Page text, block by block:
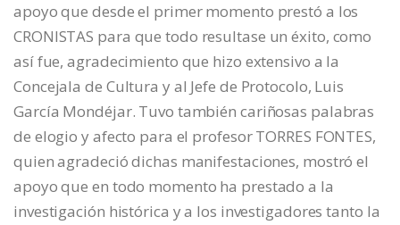
apoyo que desde el primer momento prestó a los
CRONISTAS para que todo resultase un éxito, como
así fue, agradecimiento que hizo extensivo a la
Concejala de Cultura y al Jefe de Protocolo, Luis
García Mondéjar. Tuvo también cariñosas palabras
de elogio y afecto para el profesor TORRES FONTES,
quien agradeció dichas manifestaciones, mostró el
apoyo que en todo momento ha prestado a la
investigación histórica y a los investigadores tanto la